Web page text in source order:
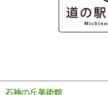
石神の丘美術館